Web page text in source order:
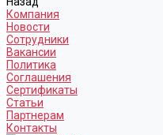
Компания
Новости
Сотрудники
Вакансии
Политика
Соглашения
Сертификаты
Статьи
Партнерам
Контакты